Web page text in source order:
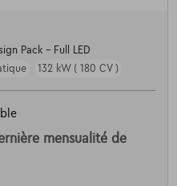
Pack - Full LED
132 kW ( 180 CV )
mensualité de